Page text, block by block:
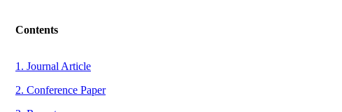
Contents
1. Journal Article
2. Conference Paper